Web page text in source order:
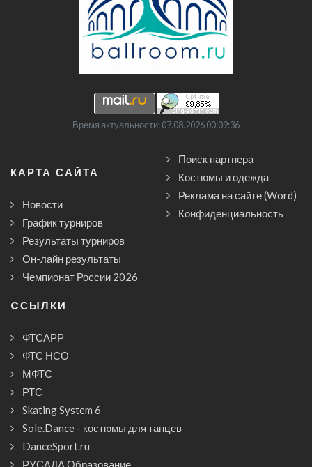
Время актуальности: 07.08.2026 00:09:36
КАРТА САЙТА
Новости
График турниров
Результаты турниров
Он-лайн результаты
Чемпионат России 2026
Поиск партнера
Костюмы и одежда
Реклама на сайте (Word)
Конфиденциальность
CСЫЛКИ
ФТСАРР
ФТС НСО
МФТС
РТС
Skating System 6
Sole.Dance - костюмы для танцев
DanceSport.ru
РУСАДА Образование